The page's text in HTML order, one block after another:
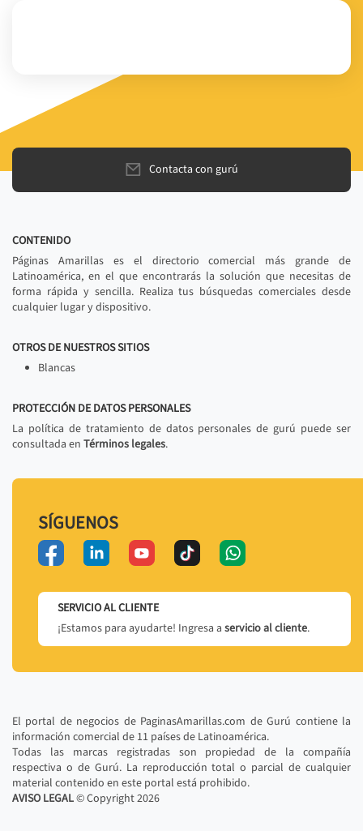
Contacta con gurú
CONTENIDO
Páginas Amarillas es el directorio comercial más grande de
Latinoamérica, en el que encontrarás la solución que necesitas de
forma rápida y sencilla. Realiza tus búsquedas comerciales desde
cualquier lugar y dispositivo.
OTROS DE NUESTROS SITIOS
Blancas
PROTECCIÓN DE DATOS PERSONALES
La política de tratamiento de datos personales de gurú puede ser
consultada en Términos legales.
SÍGUENOS
SERVICIO AL CLIENTE
¡Estamos para ayudarte! Ingresa a servicio al cliente.
El portal de negocios de PaginasAmarillas.com de Gurú contiene la
información comercial de 11 países de Latinoamérica.
Todas las marcas registradas son propiedad de la compañía
respectiva o de Gurú. La reproducción total o parcial de cualquier
material contenido en este portal está prohibido.
AVISO LEGAL© Copyright2026